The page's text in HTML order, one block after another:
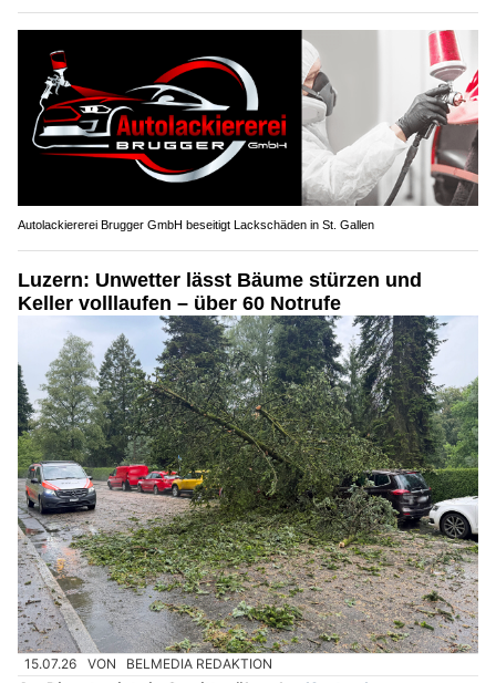
Autolackiererei Brugger GmbH beseitigt Lackschäden in St. Gallen
Luzern: Unwetter lässt Bäume stürzen und
Keller volllaufen – über 60 Notrufe
15.07.26 VON BELMEDIA REDAKTION